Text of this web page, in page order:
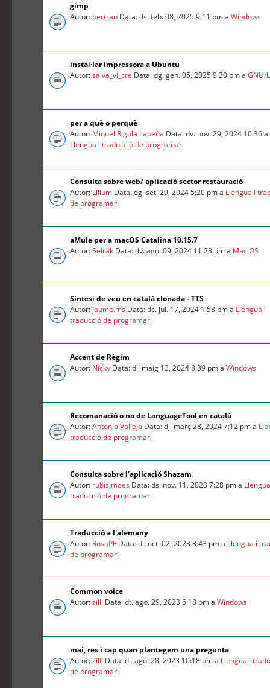
gimp
Autor: bertran Data: ds. feb. 08, 2025 9:11 pm aWindows
instal·lar impressora a Ubuntu
Autor:salva_vi_cre Data: dg. gen. 05, 2025 9:30 pm aGNU/
per a què o perquè
Autor: Miquel Rigola Lapeña Data: dv. nov. 29, 2024 10:36
Llengua i traducció de programari
Consulta sobre web/ aplicació sector restauració
Autor: Lilium Data: dg. set. 29, 2024 5:20 pm a Llengua i
de programari
aMule per a macOS Catalina 10.15.7
Autor:Selrak Data: dv. ago. 09, 2024 11:23 pm a Mac OS
Síntesi de veu en català clonada - TTS
Autor: jaume.ms Data: dc. jul. 17, 2024 1:58 pm a Llengua i
traducció de programari
Accent de Règim
Autor: Nicky Data: dl. maig 13, 2024 8:39 pm aWindows
Recomanació o no de LanguageTool en català
Autor:Antonio Vallejo Data: dj. març 28, 2024 7:12 pm a
traducció de programari
Consulta sobre l'aplicació Shazam
Autor: rubisimoes Data: ds. nov. 11, 2023 7:28 pm a
traducció de programari
Traducció a l'alemany
Autor: RosaPF Data: dl. oct. 02, 2023 3:43 pm a Llengua i
de programari
Common voice
Autor:zilli Data: dt. ago. 29, 2023 6:18 pm aWindows
mai, res i cap quan plantegem una pregunta
Autor:zilli Data: dl. ago. 28, 2023 10:18 pm a Llengua i
de programari